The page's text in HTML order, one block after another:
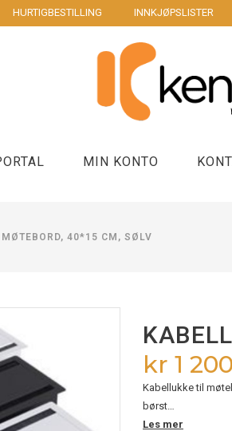
HURTIGBESTILLING INNKJØPSLISTER
og skoholder
og stumtjener
Kabelorganisering
Gulvskinner og
Kabellokk
MIN KONTO
MØTEBORD, 40*15 CM, SØLV
kr 1
Kabellukke til
børst…
Les mer